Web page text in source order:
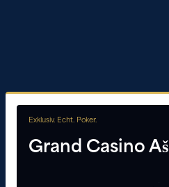
Exklusiv. Echt. Poker.
Grand Casino Aš